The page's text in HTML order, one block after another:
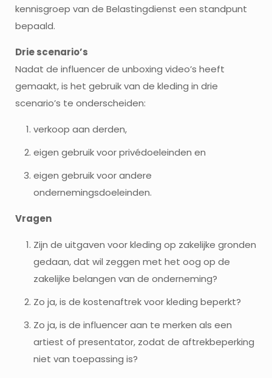
kennisgroep van de Belastingdienst een standpunt
bepaald.
Drie scenario’s
Nadat de influencer de unboxing video’s heeft
gemaakt, is het gebruik van de kleding in drie
scenario’s te onderscheiden:
verkoop aan derden,
eigen gebruik voor privédoeleinden en
eigen gebruik voor andere
ondernemingsdoeleinden.
Vragen
Zijn de uitgaven voor kleding op zakelijke gronden
gedaan, dat wil zeggen met het oog op de
zakelijke belangen van de onderneming?
Zo ja, is de kostenaftrek voor kleding beperkt?
Zo ja, is de influencer aan te merken als een
artiest of presentator, zodat de aftrekbeperking
niet van toepassing is?